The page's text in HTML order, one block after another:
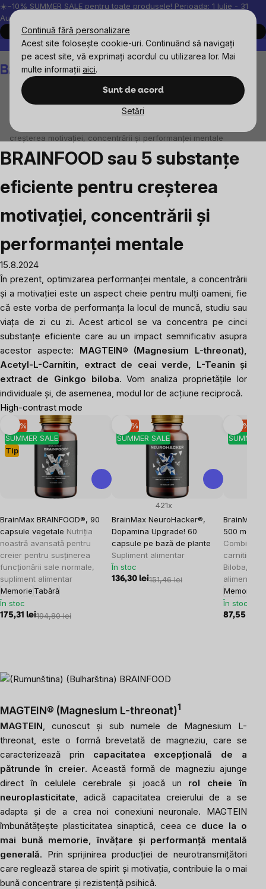
Continuă fără personalizare
Acest site folosește cookie-uri. Continuând să navigați
pe acest site, vă exprimați acordul cu utilizarea lor. Mai
multe informații aici.
Sunt de acord
Setări
Treci
la
conținut
☀️−10% SUMMER SALE pentru toate produsele! Perioada: 1 Iulie - 31
August, 2026.
Cumpără acum
Peste 200.000 de recenzii verificate
Produsele noastre sunt
Coş
de
creșterea motivației, concentrării și performanței mentale
BRAINFOOD sau 5 substanțe
eficiente pentru creșterea
motivației, concentrării și
performanței mentale
15.8.2024
În prezent, optimizarea performanței mentale, a concentrării
și a motivației este un aspect cheie pentru mulți oameni, fie
că este vorba de performanța la locul de muncă, studiu sau
viața de zi cu zi. Acest articol se va concentra pe cinci
substanțe eficiente care au un impact semnificativ asupra
acestor aspecte: MAGTEIN® (Magnesium L-threonat),
Acetyl-L-Carnitin, extract de ceai verde, L-Teanin și
extract de Ginkgo biloba. Vom analiza proprietățile lor
individuale și, de asemenea, modul lor de acțiune reciprocă.
High-contrast mode
SUMMER SALE
Tip
-10 %
BrainMax BRAINFOOD®, 90
capsule vegetale Nutriția
noastră avansată pentru
creier pentru susținerea
funcționării sale normale,
supliment alimentar
Memorie Tabără
În stoc
175,31 lei194,80 lei
SUMMER SALE
-10 %
BrainMax NeuroHacker®,
Dopamina Upgrade! 60
capsule pe bază de plante
Supliment alimentar
421x
În stoc
136,30 lei151,46 lei
SUMMER
-10 %
BrainMax
500 mg,
carnitină
Biloba,
alimentar
Memorie
În stoc
87,55 lei
MAGTEIN® (Magnesium L-threonat)1
MAGTEIN , cunoscut și sub numele de Magnesium L-
threonat, este o formă brevetată de magneziu, care se
caracterizează prin capacitatea excepțională de a
pătrunde în creier. Această formă de magneziu ajunge
direct în celulele cerebrale și joacă un rol cheie în
neuroplasticitate , adică capacitatea creierului de a se
adapta și de a crea noi conexiuni neuronale. MAGTEIN
îmbunătățește plasticitatea sinaptică, ceea ce duce la o
mai bună memorie, învățare și performanță mentală
generală. Prin sprijinirea producției de neurotransmițători
care reglează starea de spirit și motivația, contribuie la o mai
bună concentrare și rezistență psihică.